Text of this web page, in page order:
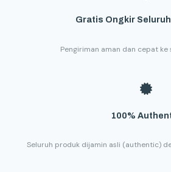
Gratis Ongkir
Pengiriman aman dan cepat ke
100%
Seluruh produk dijamin asli (authentic)